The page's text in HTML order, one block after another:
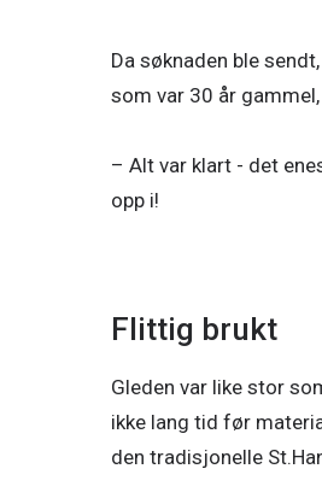
Da søknaden ble
som var 30 år
– Alt var klart - det
opp i!Sponsorsjef Lise
Flittig brukt
Gleden var like stor
ikke lang tid før
den tradisjonelle